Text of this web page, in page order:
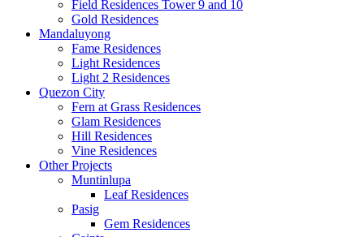
Field Residences Tower 9 and 10
Gold Residences
Mandaluyong
Fame Residences
Light Residences
Light 2 Residences
Quezon City
Fern at Grass Residences
Glam Residences
Hill Residences
Vine Residences
Other Projects
Muntinlupa
Leaf Residences
Pasig
Gem Residences